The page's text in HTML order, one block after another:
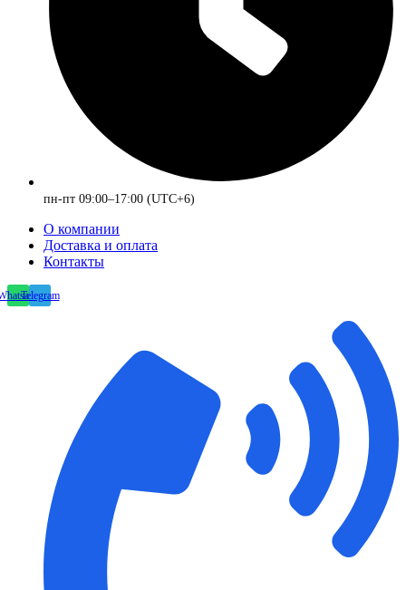
пн-пт 09:00–17:00 (UTC+6)
О компании
Доставка и оплата
Контакты
Telegram